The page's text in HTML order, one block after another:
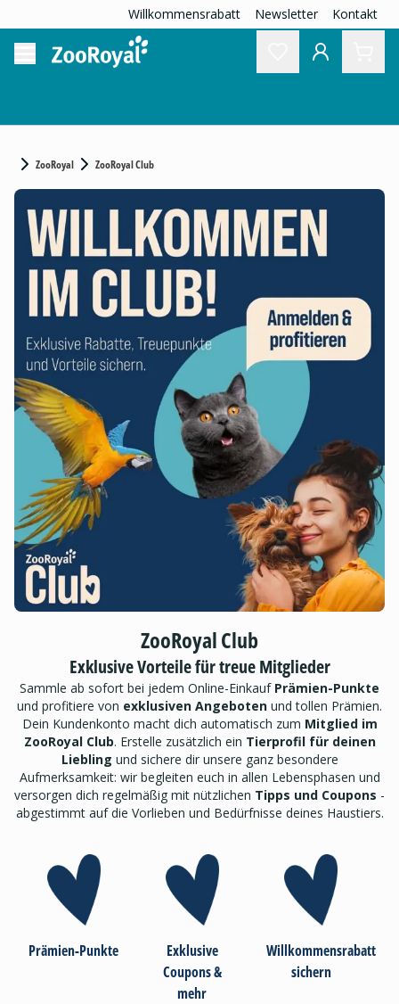
Willkommensrabatt Newsletter Kontakt
ZooRoyal ZooRoyal Club
ZooRoyal Club
Exklusive Vorteile für treue Mitglieder
Sammle ab sofort bei jedem Online-Einkauf Prämien-Punkte
und profitiere von exklusiven Angeboten und tollen Prämien.
Dein Kundenkonto macht dich automatisch zum Mitglied im
ZooRoyal Club. Erstelle zusätzlich ein Tierprofil für deinen
Liebling und sichere dir unsere ganz besondere
Aufmerksamkeit: wir begleiten euch in allen Lebensphasen und
versorgen dich regelmäßig mit nützlichen Tipps und Coupons -
abgestimmt auf die Vorlieben und Bedürfnisse deines Haustiers.
Prämien-Punkte
Exklusive
Coupons &
mehr
Willkommensrabatt
sichern